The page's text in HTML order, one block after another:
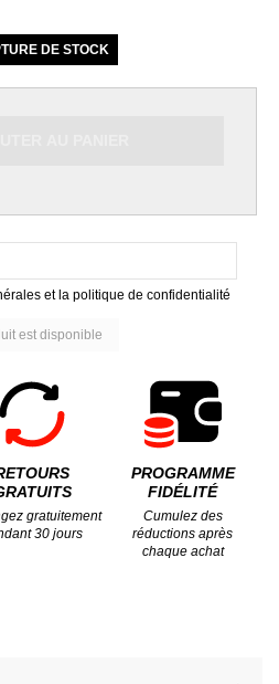
DE STOCK
et la politique de confidentialité
gratuitement
30 jours
PROGRAMME
FIDÉLITÉ
Cumulez des
réductions après
chaque achat